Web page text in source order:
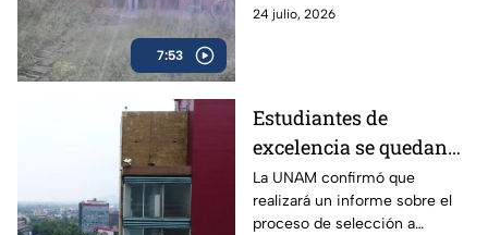
7:53
a la unión de vecinos y pese al
24 julio, 2026
Estudiantes de
excelencia se quedan
sin un lugar para
cursar la universidad
La UNAM confirmó que
realizará un informe sobre el
proceso de selección a